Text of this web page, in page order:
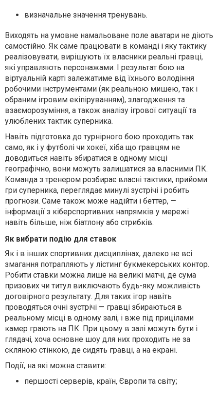
визначальне значення тренувань.
Виходять на умовне намальоване поле аватари не діють
самостійно. Як саме працювати в команді і яку тактику
реалізовувати, вирішують їх власники реальні гравці,
які управляють персонажами. І результат бою на
віртуальній карті залежатиме від їхнього володіння
робочими інструментами (як реальною мишею, так і
обраним ігровим екіпіруванням), злагодження та
взаєморозуміння, а також аналізу ігрової ситуації та
улюблених тактик суперника.
Навіть підготовка до турнірного бою проходить так
само, як і у футболі чи хокеї, хіба що гравцям не
доводиться навіть збиратися в одному місці
географічно, вони можуть залишатися за власними ПК.
Команда з тренером розбирає власні тактики, прийоми
гри суперника, переглядає минулі зустрічі і робить
прогнози. Саме також може надійти і беттер, —
інформації з кіберспортивних напрямків у мережі
навіть більше, ніж біатлону або стрибків.
Як вибрати подію для ставок
Як і в інших спортивних дисциплінах, далеко не всі
змагання потрапляють у лістинг букмекерських контор.
Робити ставки можна лише на великі матчі, де сума
призових чи титул виключають будь-яку можливість
договірного результату. Для таких ігор навіть
проводяться очні зустрічі — гравці збираються в
реальному місці в одному залі, і вже під прицілами
камер грають на ПК. При цьому в залі можуть бути і
глядачі, хоча основне шоу для них проходить не за
скляною стінкою, де сидять гравці, а на екрані.
Події, на які можна ставити:
першості серверів, країн, Європи та світу;